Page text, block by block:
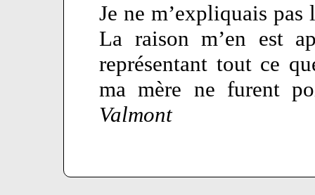
Je ne m’expliquais
La raison m’en est
représentant tout ce
ma mère ne furent
Valmont